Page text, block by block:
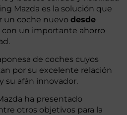
Mazda es la solución que
un coche nuevo desde
con un importante ahorro
de coches cuyos
por su excelente relación
su afán innovador.
ha presentado
otros objetivos para la